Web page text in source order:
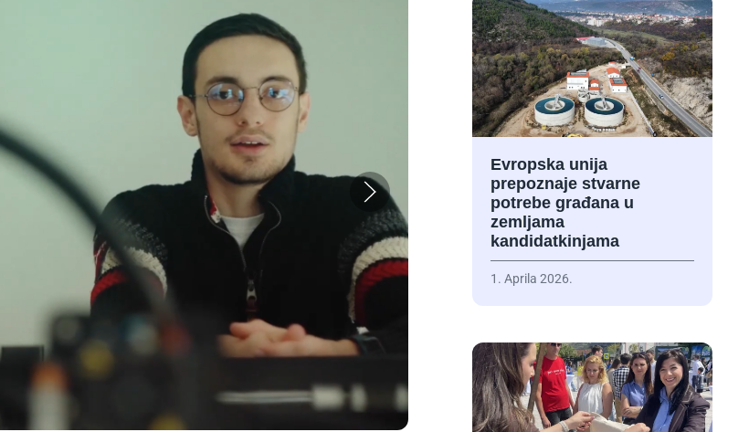
Evropska unija
prepoznaje stvarne
potrebe građana u
zemljama
kandidatkinjama
1. Aprila 2026.